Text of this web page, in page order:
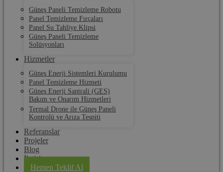
Güneş Paneli Temizleme Robotu
Panel Temizleme Fırçaları
Panel Su Tahliye Klipsi
Güneş Paneli Temizleme
Solüsyonları
Hizmetler
Güneş Enerji Sistemleri Kurulumu
Panel Temizleme Hizmeti
Güneş Enerji Santrali (GES)
Bakım ve Onarım Hizmetleri
Termal Drone ile Güneş Paneli
Kontrolü ve Arıza Tespiti
Referanslar
Projeler
Blog
İletişim
Hemen Teklif Al